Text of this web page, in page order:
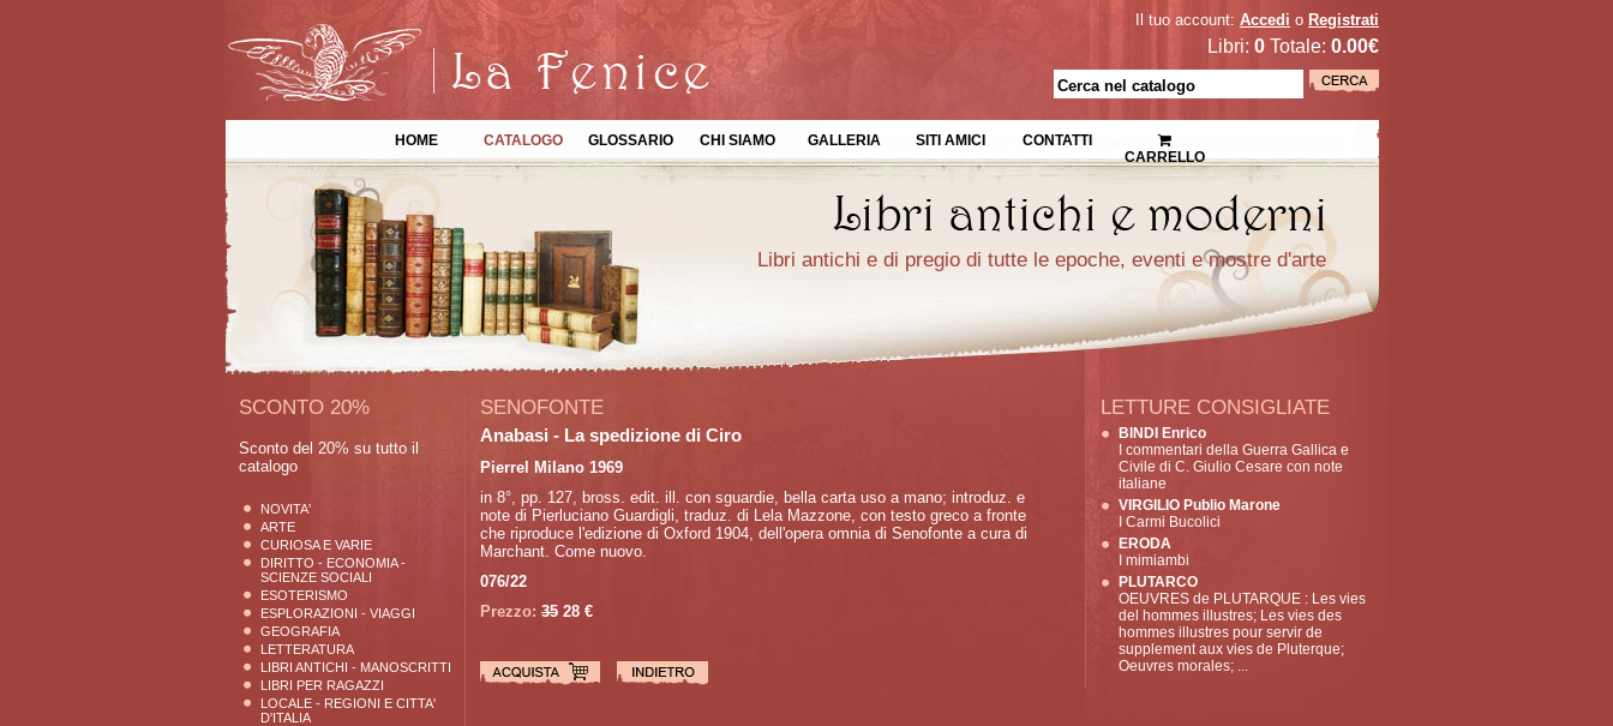
Il tuo account: Accedi o Registrati
Libri: 0 Totale: 0.00€
HOME CATALOGO GLOSSARIO CHI SIAMO GALLERIA SITI AMICI
CONTATTI
CARRELLO
Libri antichi e di pregio di tutte le epoche, eventi e mostre d'arte
SCONTO 20%
Sconto del 20% su tutto il
catalogo
NOVITA'
ARTE
CURIOSA E VARIE
DIRITTO - ECONOMIA -
SCIENZE SOCIALI
ESOTERISMO
ESPLORAZIONI - VIAGGI
GEOGRAFIA
LETTERATURA
LIBRI ANTICHI - MANOSCRITTI
LIBRI PER RAGAZZI
LOCALE - REGIONI E CITTA'
D'ITALIA
SENOFONTE
Anabasi - La spedizione di Ciro
Pierrel Milano 1969
in 8°, pp. 127, bross. edit. ill. con sguardie, bella carta uso a mano; introduz. e
note di Pierluciano Guardigli, traduz. di Lela Mazzone, con testo greco a fronte
che riproduce l'edizione di Oxford 1904, dell'opera omnia di Senofonte a cura di
Marchant. Come nuovo.
076/22
Prezzo: 35 28 €
LETTURE CONSIGLIATE
BINDI Enrico
I commentari della Guerra Gallica e
Civile di C. Giulio Cesare con note
italiane
VIRGILIO Publio Marone
I Carmi Bucolici
ERODA
I mimiambi
PLUTARCO
OEUVRES de PLUTARQUE : Les vies
del hommes illustres; Les vies des
hommes illustres pour servir de
supplement aux vies de Pluterque;
Oeuvres morales; ...